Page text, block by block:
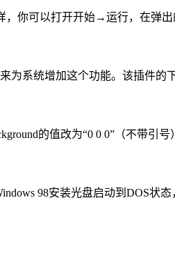
你可以打开开始→运行，在弹出
统增加这个功能。该插件的下
的值改为“0 0 0”（不带引
98安装光盘启动到DOS状态